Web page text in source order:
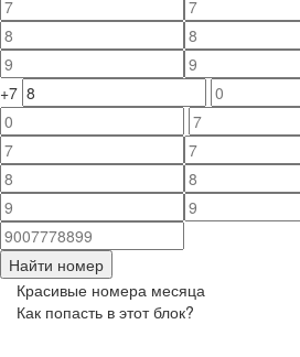
+7
Найти номер
Красивые номера месяца
Как попасть в этот блок?